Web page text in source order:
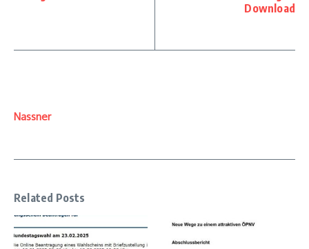
Download
Nassner
Related Posts